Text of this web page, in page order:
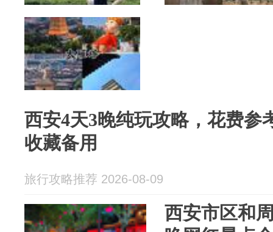
西安4天3晚纯玩攻略，花费参
收藏备用
旅行攻略推荐 2026-08-09
西安市区和